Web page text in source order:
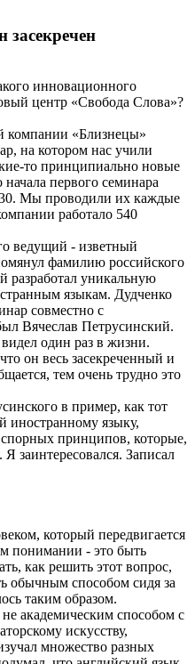
засекречен
инновационного
центр «Свобода Слова»?
компании «Близнецы»
на котором нас учили
то принципиально новые
первого семинара
Мы проводили их каждые
работало 540
ведущий - изветный
фамилию российского
разработал уникальную
языкам. Дудченко
совместно с
Вячеслав Петрусинский.
один раз в жизни.
он весь засекреченный и
тем очень трудно это
в пример, как тот
иностранному языку,
принципов, которые,
заинтересовался. Записал
который передвигается
понимании - это быть
как решить этот вопрос,
обычным способом сидя за
таким образом.
академическим способом с
искусству,
множество разных